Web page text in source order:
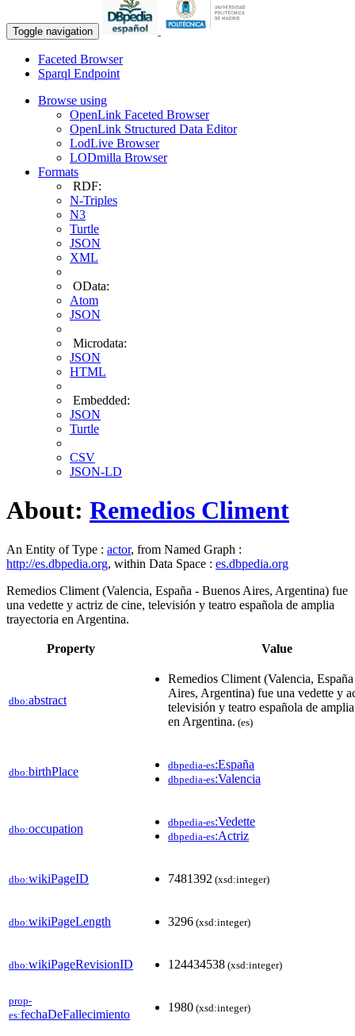
Toggle navigation
Faceted Browser
Sparql Endpoint
Browse using
OpenLink Faceted Browser
OpenLink Structured Data Editor
LodLive Browser
LODmilla Browser
Formats
RDF:
N-Triples
N3
Turtle
JSON
XML
OData:
Atom
JSON
Microdata:
JSON
HTML
Embedded:
JSON
Turtle
CSV
JSON-LD
About: Remedios Climent
An Entity of Type : actor, from Named Graph :
http://es.dbpedia.org, within Data Space : es.dbpedia.org
Remedios Climent (Valencia, España - Buenos Aires, Argentina) fue
una vedette y actriz de cine, televisión y teatro española de amplia
trayectoria en Argentina.
Property Value
dbo:abstract
Remedios Climent (Valencia,
Aires, Argentina) fue una vedette y
televisión y teatro española de
en Argentina. (es)
dbo:birthPlace dbpedia-es:España
dbpedia-es:Valencia
dbo:occupation dbpedia-es:Vedette
dbpedia-es:Actriz
dbo:wikiPageID 7481392 (xsd:integer)
dbo:wikiPageLength 3296 (xsd:integer)
dbo:wikiPageRevisionID 124434538 (xsd:integer)
prop-
es:fechaDeFallecimiento
1980 (xsd:integer)